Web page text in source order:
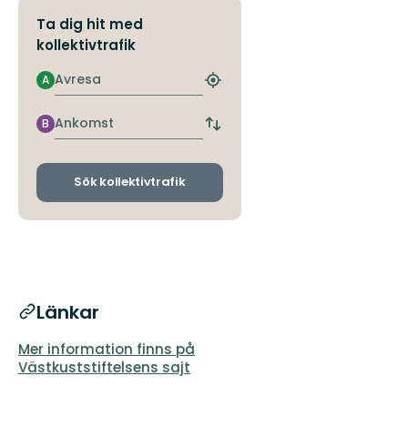
Ta dig hit med
kollektivtrafik
Avresa
A
Hitta
hållplats
Ankomst
B
Byt
och
Sök kollektivtrafik
Länkar
Mer information finns på
Västkuststiftelsens sajt